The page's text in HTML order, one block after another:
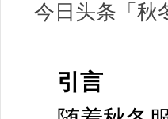
今日头条「秋
引言